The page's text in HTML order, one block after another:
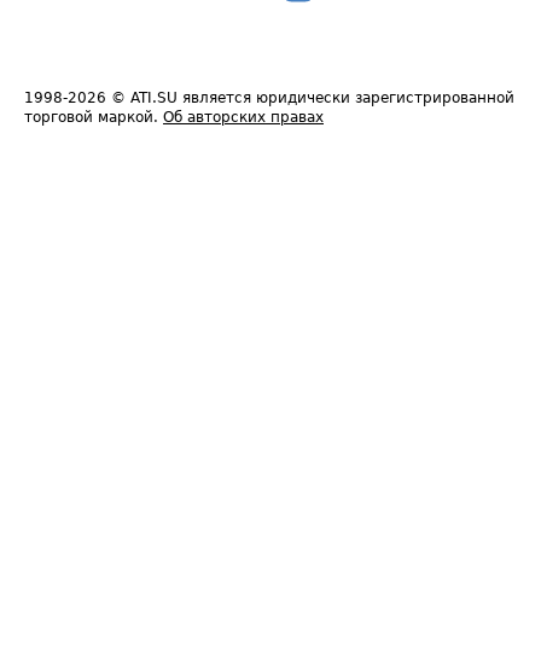
1998-2026 © ATI.SU является юридически зарегистрированной
торговой маркой. Об авторских правах